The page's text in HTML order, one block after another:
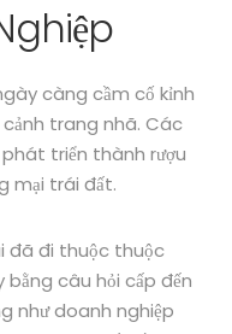
càng cầm cố kỉnh
trang nhã. Các
triển thành rượu
mại trái đất.
đã đi thuộc thuộc
bằng câu hỏi cấp đến
như doanh nghiệp